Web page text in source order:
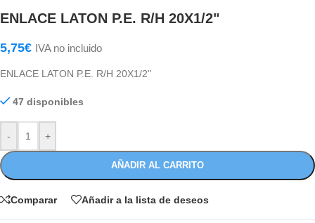
ENLACE LATON P.E. R/H 20X1/2"
5,75€ IVA no incluido
ENLACE LATON P.E. R/H 20X1/2"
47 disponibles
- +
AÑADIR AL CARRITO
Comparar Añadir a la lista de deseos